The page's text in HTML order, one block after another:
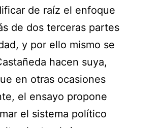
de raíz el enfoque
de dos terceras partes
y por ello mismo se
hacen suya,
en otras ocasiones
el ensayo propone
el sistema político